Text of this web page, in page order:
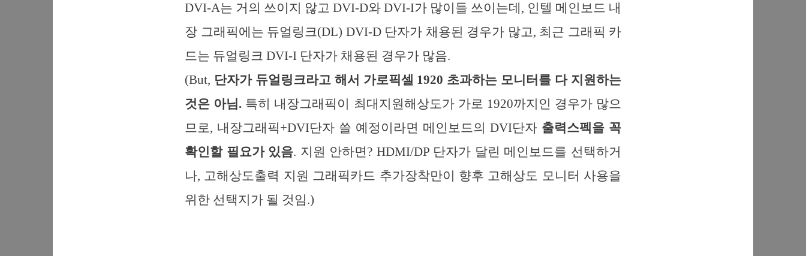
DVI-A는 거의 쓰이지 않고 DVI-D와 DVI-I가 많이들 쓰이는데, 인텔 메인보드 내
장 그래픽에는 듀얼링크(DL) DVI-D 단자가 채용된 경우가 많고, 최근 그래픽 카
드는 듀얼링크 DVI-I 단자가 채용된 경우가 많음.
(But, 단자가 듀얼링크라고 해서 가로픽셀 1920 초과하는 모니터를 다 지원하는
것은 아님. 특히 내장그래픽이 최대지원해상도가 가로 1920까지인 경우가 많으
므로, 내장그래픽+DVI단자 쓸 예정이라면 메인보드의 DVI단자 출력스펙을 꼭
확인할 필요가 있음. 지원 안하면? HDMI/DP 단자가 달린 메인보드를 선택하거
나, 고해상도출력 지원 그래픽카드 추가장착만이 향후 고해상도 모니터 사용을
위한 선택지가 될 것임.)